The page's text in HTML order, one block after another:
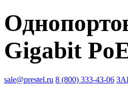
Gigabit
sale@prestel.ru 8 (800) 333-43-06